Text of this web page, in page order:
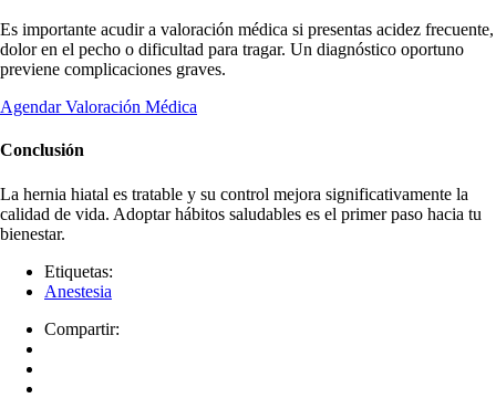
Es importante acudir a valoración médica si presentas acidez frecuente,
dolor en el pecho o dificultad para tragar. Un diagnóstico oportuno
previene complicaciones graves.
Agendar Valoración Médica
Conclusión
La hernia hiatal es tratable y su control mejora significativamente la
calidad de vida. Adoptar hábitos saludables es el primer paso hacia tu
bienestar.
Etiquetas:
Anestesia
Compartir: